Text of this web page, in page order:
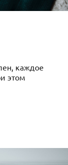
каждое
этом